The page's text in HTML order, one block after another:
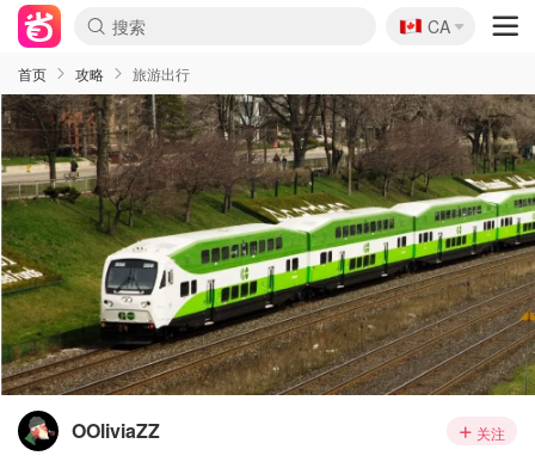
🇨🇦
CA
首页 攻略 旅游出行
OOliviaZZ 关注